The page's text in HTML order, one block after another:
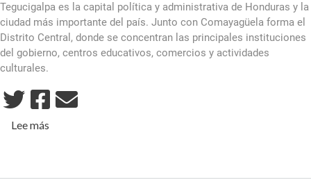
Tegucigalpa es la capital política y administrativa de Honduras y la
ciudad más importante del país. Junto con Comayagüela forma el
Distrito Central, donde se concentran las principales instituciones
del gobierno, centros educativos, comercios y actividades
culturales.
Lee más